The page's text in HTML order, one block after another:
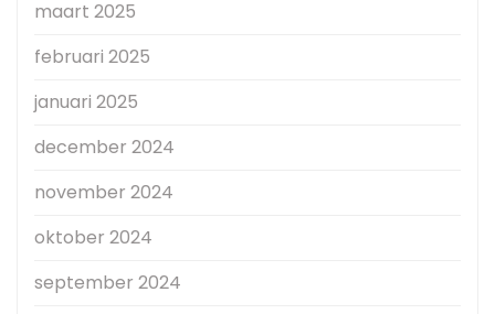
maart 2025
februari 2025
januari 2025
december 2024
november 2024
oktober 2024
september 2024